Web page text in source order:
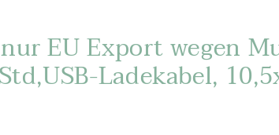
EU Export wegen
Ladekabel,